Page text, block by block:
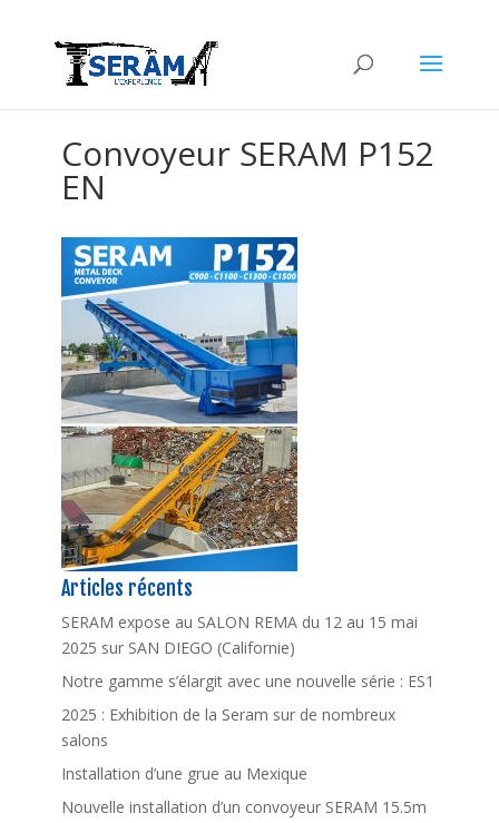
Convoyeur SERAM P152
EN
Articles récents
SERAM expose au SALON REMA du 12 au 15 mai
2025 sur SAN DIEGO (Californie)
Notre gamme s’élargit avec une nouvelle série : ES1
2025 : Exhibition de la Seram sur de nombreux
salons
Installation d’une grue au Mexique
Nouvelle installation d’un convoyeur SERAM 15.5m